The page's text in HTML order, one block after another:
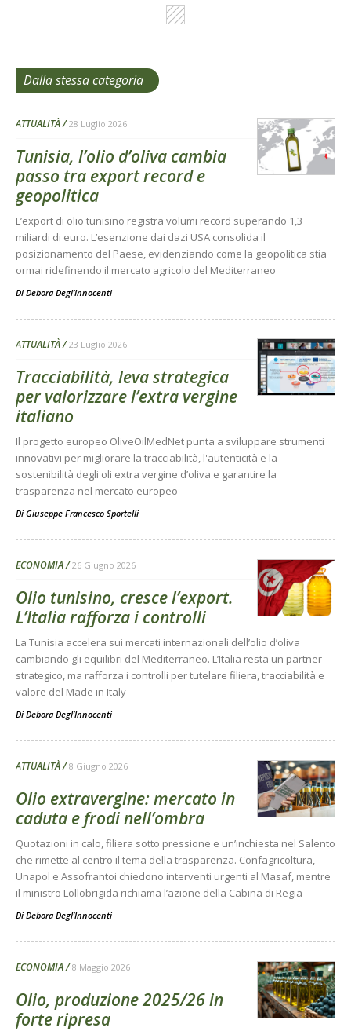
Dalla stessa categoria
ATTUALITÀ 28 Luglio 2026
Tunisia, l’olio d’oliva cambia
passo tra export record e
geopolitica
L’export di olio tunisino registra volumi record superando 1,3
miliardi di euro. L’esenzione dai dazi USA consolida il
posizionamento del Paese, evidenziando come la geopolitica stia
ormai ridefinendo il mercato agricolo del Mediterraneo
Di Debora Degl’Innocenti
ATTUALITÀ 23 Luglio 2026
Tracciabilità, leva strategica
per valorizzare l’extra vergine
italiano
Il progetto europeo OliveOilMedNet punta a sviluppare strumenti
innovativi per migliorare la tracciabilità, l'autenticità e la
sostenibilità degli oli extra vergine d’oliva e garantire la
trasparenza nel mercato europeo
Di Giuseppe Francesco Sportelli
ECONOMIA 26 Giugno 2026
Olio tunisino, cresce l’export.
L’Italia rafforza i controlli
La Tunisia accelera sui mercati internazionali dell’olio d’oliva
cambiando gli equilibri del Mediterraneo. L’Italia resta un partner
strategico, ma rafforza i controlli per tutelare filiera, tracciabilità e
valore del Made in Italy
Di Debora Degl’Innocenti
ATTUALITÀ 8 Giugno 2026
Olio extravergine: mercato in
caduta e frodi nell’ombra
Quotazioni in calo, filiera sotto pressione e un’inchiesta nel Salento
che rimette al centro il tema della trasparenza. Confagricoltura,
Unapol e Assofrantoi chiedono interventi urgenti al Masaf, mentre
il ministro Lollobrigida richiama l’azione della Cabina di Regia
Di Debora Degl’Innocenti
ECONOMIA 8 Maggio 2026
Olio, produzione 2025/26 in
forte ripresa